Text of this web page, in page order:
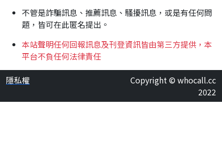
不管是詐騙訊息、推薦訊息、騷擾訊息，或是有任何問
題，皆可在此匿名提出。
本站聲明任何回報訊息及刊登資訊皆由第三方提供，本
平台不負任何法律責任
隱私權
Copyright © whocall.cc
2022